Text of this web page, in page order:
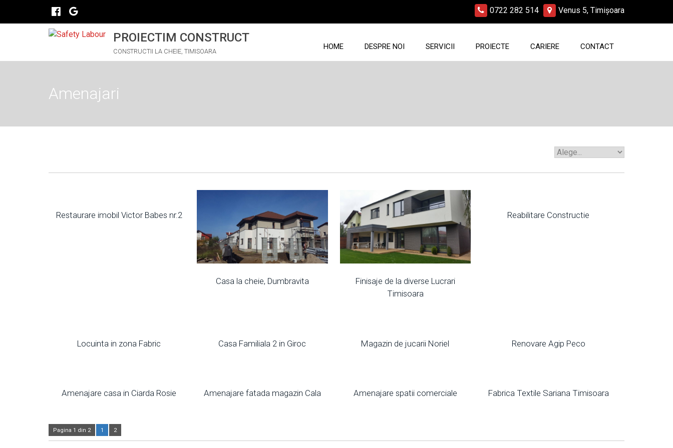
0722 282 514 Venus 5, Timișoara
PROIECTIM CONSTRUCT
CONSTRUCTII LA CHEIE, TIMISOARA
HOME DESPRE NOI SERVICII PROIECTE CARIERE CONTACT
Amenajari
Restaurare imobil Victor Babes nr.2
Casa la cheie, Dumbravita
Finisaje de la diverse Lucrari
Timisoara
Reabilitare Constructie
Locuinta in zona Fabric Casa Familiala 2 in Giroc Magazin de jucarii Noriel Renovare Agip Peco
Amenajare casa in Ciarda Rosie Amenajare fatada magazin Cala Amenajare spatii comerciale Fabrica Textile Sariana Timisoara
Pagina 1 din 2 1 2